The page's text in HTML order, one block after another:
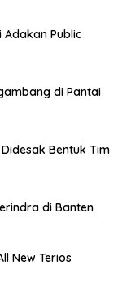
Adakan Public
di Pantai
Bentuk Tim
di Banten
New Terios